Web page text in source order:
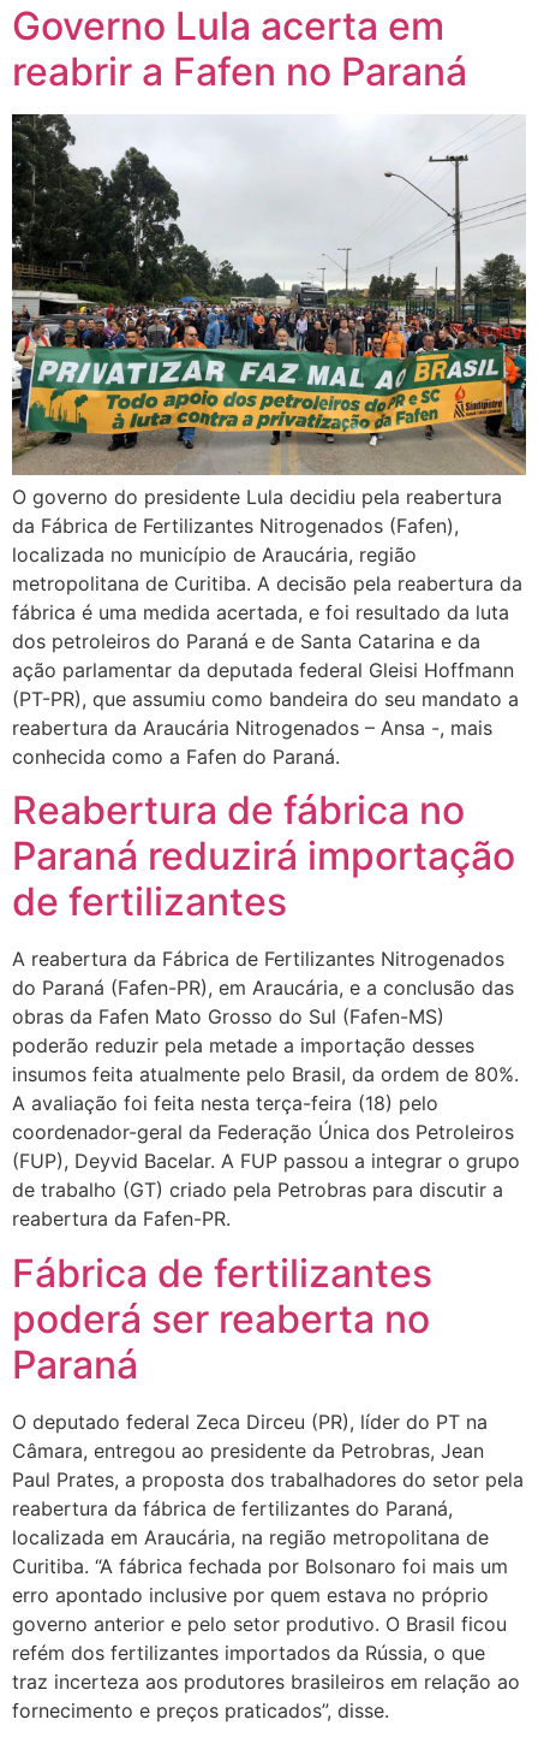
Governo Lula acerta em
reabrir a Fafen no Paraná
O governo do presidente Lula decidiu pela reabertura
da Fábrica de Fertilizantes Nitrogenados (Fafen),
localizada no município de Araucária, região
metropolitana de Curitiba. A decisão pela reabertura da
fábrica é uma medida acertada, e foi resultado da luta
dos petroleiros do Paraná e de Santa Catarina e da
ação parlamentar da deputada federal Gleisi Hoffmann
(PT-PR), que assumiu como bandeira do seu mandato a
reabertura da Araucária Nitrogenados – Ansa -, mais
conhecida como a Fafen do Paraná.
Reabertura de fábrica no
Paraná reduzirá importação
de fertilizantes
A reabertura da Fábrica de Fertilizantes Nitrogenados
do Paraná (Fafen-PR), em Araucária, e a conclusão das
obras da Fafen Mato Grosso do Sul (Fafen-MS)
poderão reduzir pela metade a importação desses
insumos feita atualmente pelo Brasil, da ordem de 80%.
A avaliação foi feita nesta terça-feira (18) pelo
coordenador-geral da Federação Única dos Petroleiros
(FUP), Deyvid Bacelar. A FUP passou a integrar o grupo
de trabalho (GT) criado pela Petrobras para discutir a
reabertura da Fafen-PR.
Fábrica de fertilizantes
poderá ser reaberta no
Paraná
O deputado federal Zeca Dirceu (PR), líder do PT na
Câmara, entregou ao presidente da Petrobras, Jean
Paul Prates, a proposta dos trabalhadores do setor pela
reabertura da fábrica de fertilizantes do Paraná,
localizada em Araucária, na região metropolitana de
Curitiba. “A fábrica fechada por Bolsonaro foi mais um
erro apontado inclusive por quem estava no próprio
governo anterior e pelo setor produtivo. O Brasil ficou
refém dos fertilizantes importados da Rússia, o que
traz incerteza aos produtores brasileiros em relação ao
fornecimento e preços praticados”, disse.